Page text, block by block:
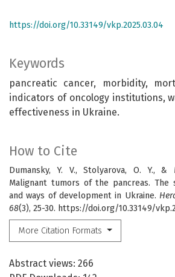
Keywords
pancreatic cancer, morbidity,
indicators of oncology institutions,
effectiveness in Ukraine.
How to Cite
Dumansky, Y. V., Stolyarova, O. Y., &
Malignant tumors of the pancreas.
and ways of development in Ukraine.
68(3), 25-30. https://doi.org/10.33149/
More Citation Formats
Abstract views: 266
https://doi.org/10.33149/vkp.2025.03.04